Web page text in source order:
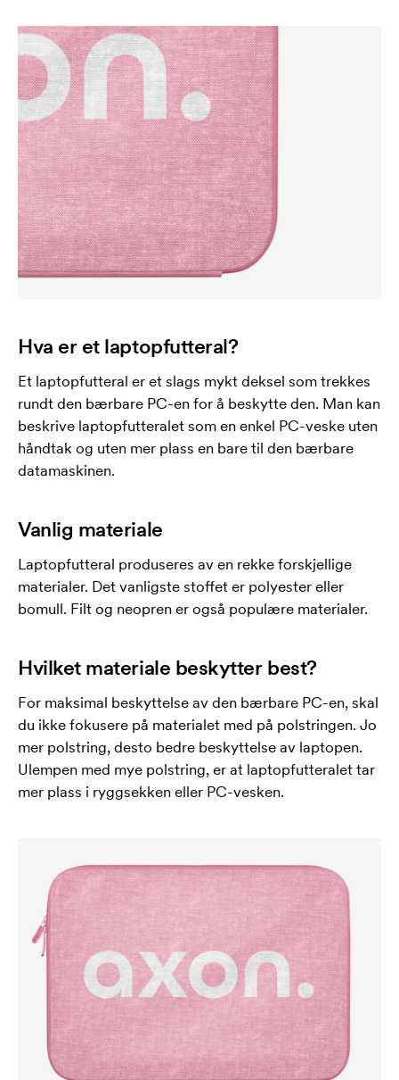
Hva er et laptopfutteral?
Et laptopfutteral er et slags mykt deksel som trekkes
rundt den bærbare PC-en for å beskytte den. Man kan
beskrive laptopfutteralet som en enkel PC-veske uten
håndtak og uten mer plass en bare til den bærbare
datamaskinen.
Vanlig materiale
Laptopfutteral produseres av en rekke forskjellige
materialer. Det vanligste stoffet er polyester eller
bomull. Filt og neopren er også populære materialer.
Hvilket materiale beskytter best?
For maksimal beskyttelse av den bærbare PC-en, skal
du ikke fokusere på materialet med på polstringen. Jo
mer polstring, desto bedre beskyttelse av laptopen.
Ulempen med mye polstring, er at laptopfutteralet tar
mer plass i ryggsekken eller PC-vesken.